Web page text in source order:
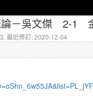
論－吳文傑 2-1
最近修訂: 2020-12-04